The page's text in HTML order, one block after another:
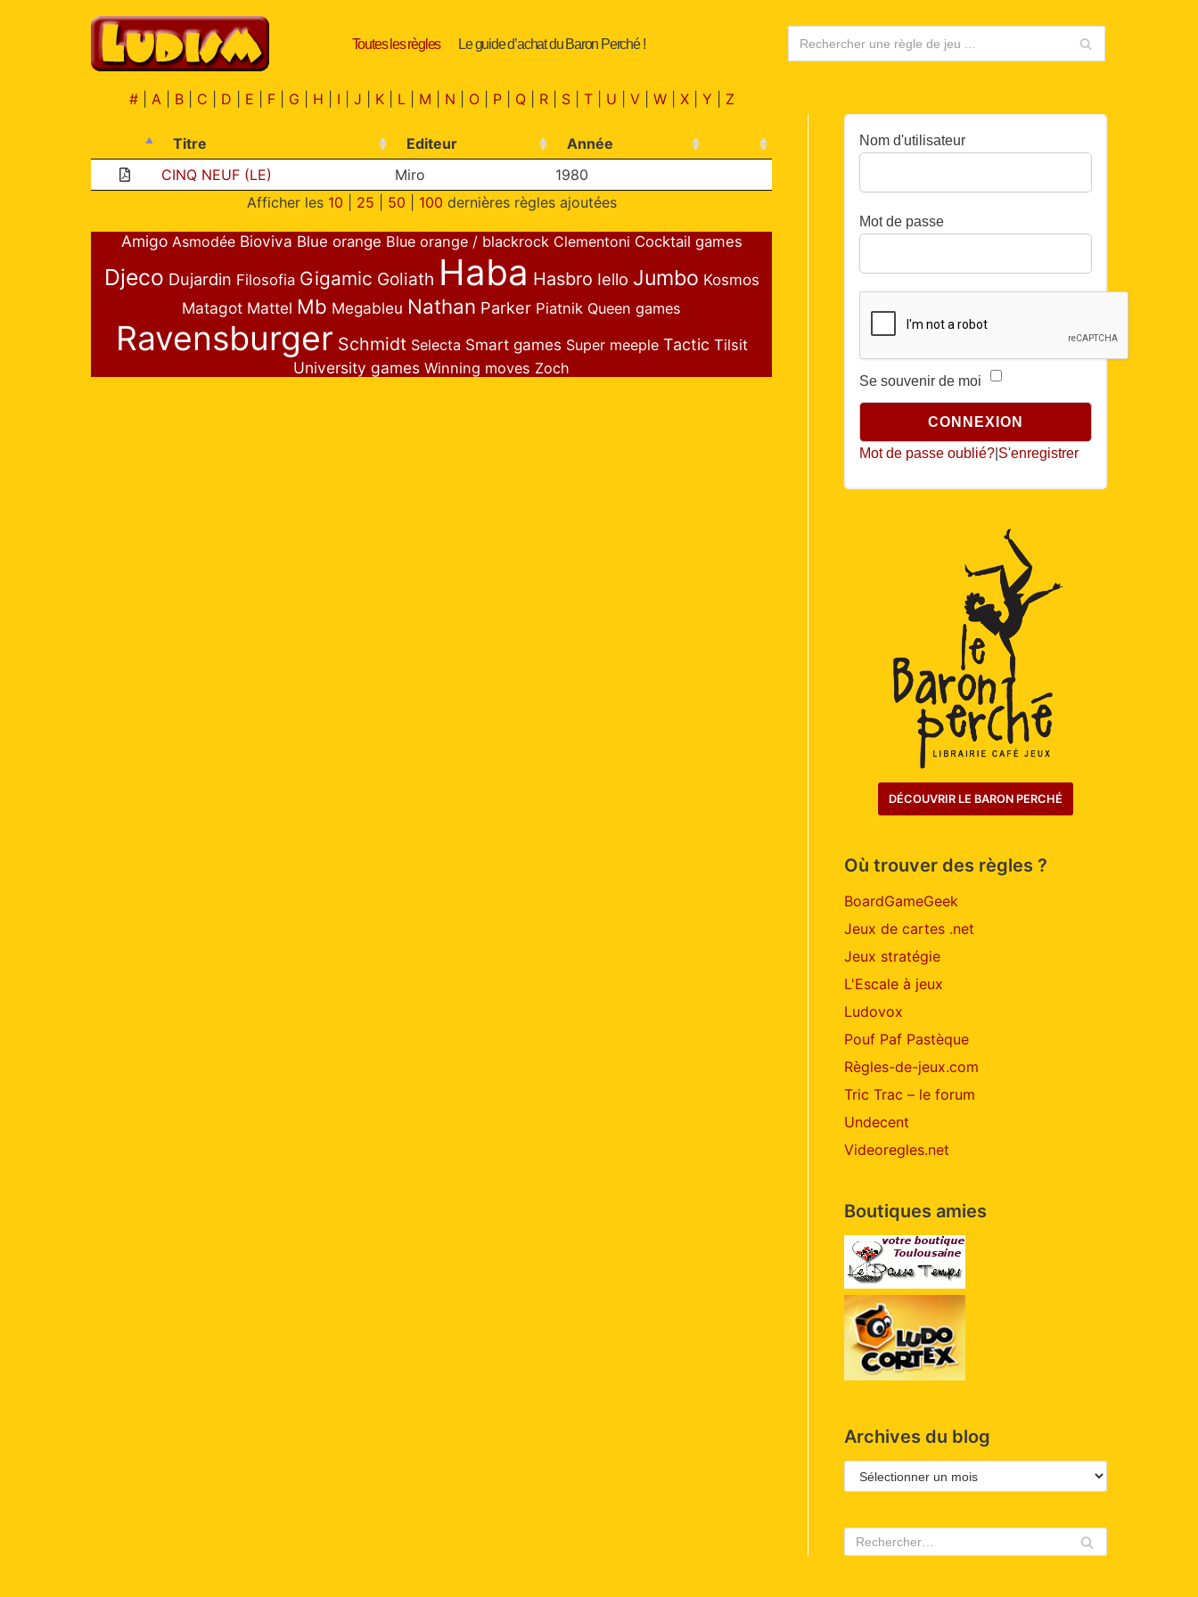
Toutes les règles Le guide d’achat du Baron Perché !
#| A| B| C D E F| G H I J K| L| M N O| P| Q| R| S| T| U V| W| X| Y Z
Titre Editeur
Année
CINQ NEUF (LE)
Miro
1980
Afficher les 10 25 50 100 dernières règles ajoutées
Amigo Asmodée Bioviva Blue orange Blue orange / blackrock Clementoni Cocktail games
Djeco Dujardin Filosofia Gigamic Goliath Haba Hasbro Iello Jumbo Kosmos
Matagot Mattel Mb Megableu Nathan Parker Piatnik Queen games
Ravensburger Schmidt Selecta Smart games Super meeple Tactic Tilsit
University games Winning moves Zoch
Nom d'utilisateur
Mot de passe
Se souvenir de moi
Mot de passe oublié? S'enregistrer
DÉCOUVRIR LE BARON PERCHÉ
Où trouver des règles ?
BoardGameGeek
Jeux de cartes .net
Jeux stratégie
L'Escale à jeux
Ludovox
Pouf Paf Pastèque
Règles-de-jeux.com
Tric Trac – le forum
Undecent
Videoregles.net
Boutiques amies
Archives du blog